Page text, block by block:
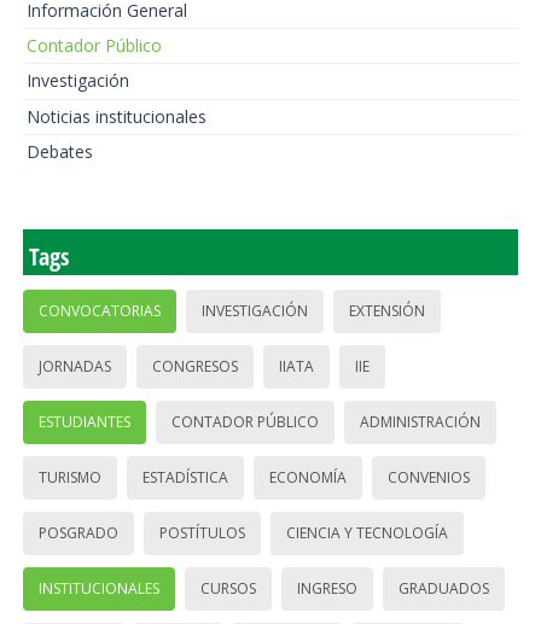
Información General
Contador Público
Investigación
Noticias institucionales
Debates
Tags
CONVOCATORIAS INVESTIGACIÓN EXTENSIÓN
JORNADAS CONGRESOS IIATA IIE
ESTUDIANTES CONTADOR PÚBLICO ADMINISTRACIÓN
TURISMO ESTADÍSTICA ECONOMÍA CONVENIOS
POSGRADO POSTÍTULOS CIENCIA Y TECNOLOGÍA
INSTITUCIONALES CURSOS INGRESO GRADUADOS